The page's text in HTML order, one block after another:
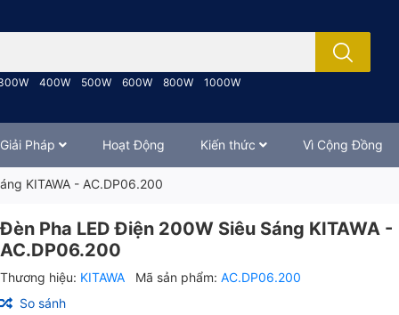
400W 500W 600W 800W 1000W
Giải Pháp Hoạt Động Kiến thức Vì Cộng Đồng
KITAWA - AC.DP06.200
Đèn Pha LED Điện 200W Siêu Sáng KITAWA -
AC.DP06.200
Thương hiệu: KITAWA Mã sản phẩm: AC.DP06.200
So sánh